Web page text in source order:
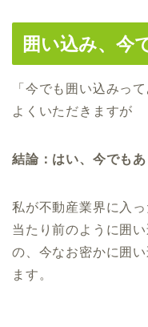
囲い込み、今
「今でも囲い込みっ
よくいただきますが
結論：はい、今でもあ
私が不動産業界に入
当たり前のように囲
の、今なお密かに囲
ます。